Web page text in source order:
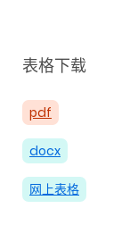
表格下载
pdf
docx
网上表格